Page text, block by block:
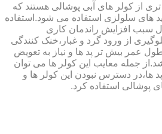
تری از کولر های آبی پوشالی هستند که
های سلولزی استفاده می شود.استفاده
سبب افزایش راندمان کاری
از ورود گرد و غبار،خنک کنندگی
عمر بیش تر پد ها و نیاز به تعویض
جمله معایب این کولر ها می توان
ها،در دسترس نبودن این کولر ها و
پوشالی استفاده کرد.